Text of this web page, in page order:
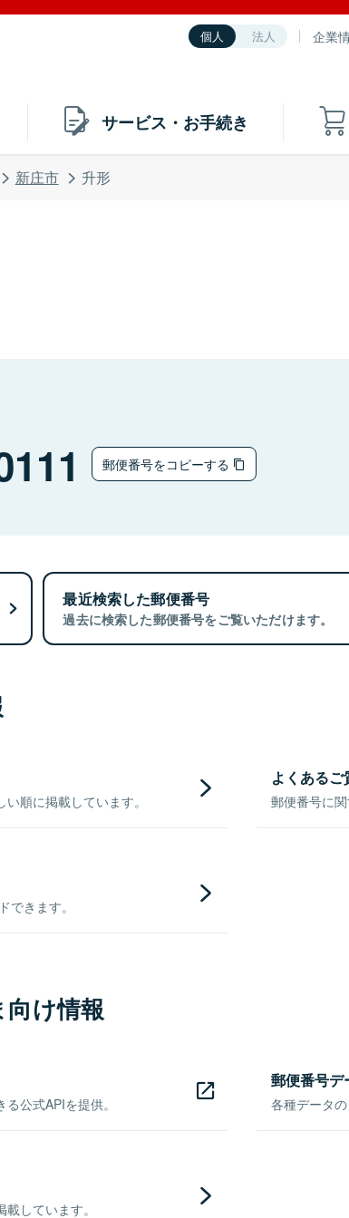
個人 法人 企業
サービス・お手続き
新庄市 升形
郵便番号をコピーする
最近検索した郵便番号
過去に検索した郵便番号をご覧いただけます。
順に掲載しています。
よくある
郵便番号に
きます。
け情報
公式APIを提供。
郵便番号デ
各種データ
しています。